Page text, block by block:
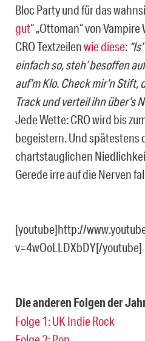
Bloc Party und für das
gut“ „Ottoman“ von
CRO Textzeilenwie diese:
einfach so, steh’ besoffen
auf’m Klo. Check mir’n
Track und verteil ihn über’s
Jede Wette: CRO wird bis
begeistern. Und spätestens
chartstauglichen
Gerede irre auf die Nerven
[youtube]http://
v=4wOoLLDXbDY[/youtube]
Die anderen Folgen der
Folge 1: UK Indie Rock